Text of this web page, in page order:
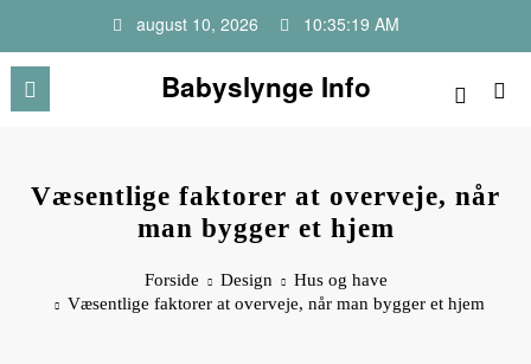
indhold
august 10, 2026 10:35:19 AM
Babyslynge Info
Væsentlige faktorer at overveje, når
man bygger et hjem
Forside Design
Hus og have
Væsentlige faktorer at overveje, når man bygger et hjem